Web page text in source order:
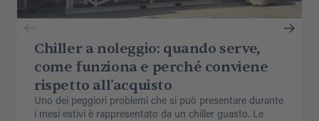
Chiller a noleggio: quando serve,
come funziona e perché conviene
rispetto all’acquisto
Uno dei peggiori problemi che si può presentare durante
i mesi estivi è rappresentato da un chiller guasto. Le